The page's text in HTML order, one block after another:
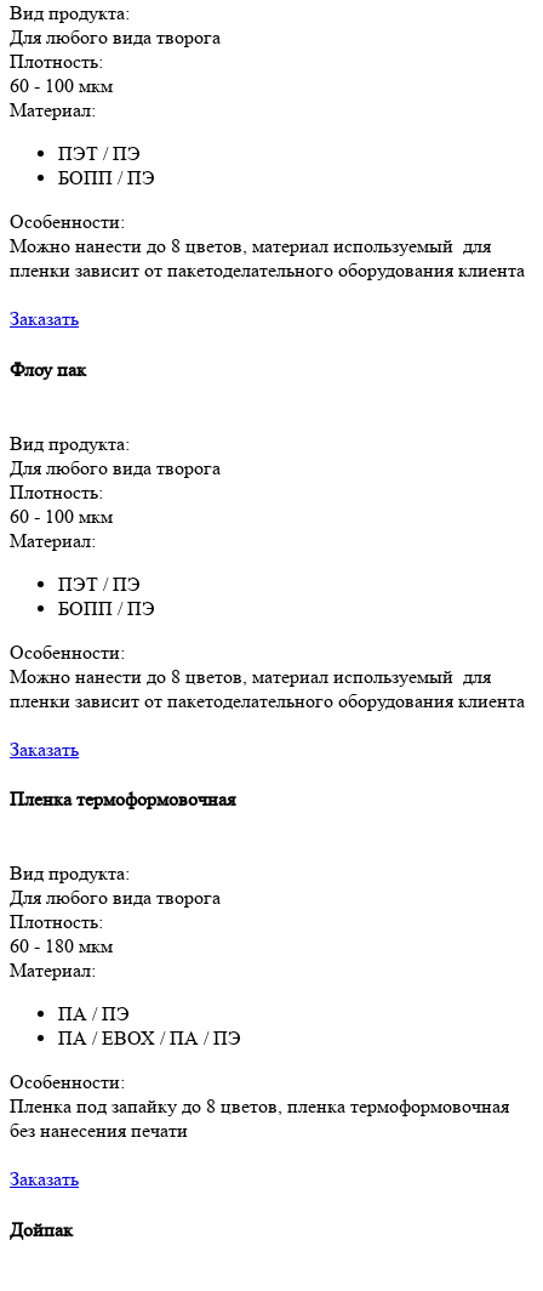
Вид продукта:
Для любого вида творога
Плотность:
60 - 100 мкм
Материал:
ПЭТ / ПЭ
БОПП / ПЭ
Особенности:
Можно нанести до 8 цветов, материал используемый для
пленки зависит от пакетоделательного оборудования клиента
Заказать
Флоу пак
Вид продукта:
Для любого вида творога
Плотность:
60 - 100 мкм
Материал:
ПЭТ / ПЭ
БОПП / ПЭ
Особенности:
Можно нанести до 8 цветов, материал используемый для
пленки зависит от пакетоделательного оборудования клиента
Заказать
Пленка термоформовочная
Вид продукта:
Для любого вида творога
Плотность:
60 - 180 мкм
Материал:
ПА / ПЭ
ПА / ЕВОХ / ПА / ПЭ
Особенности:
Пленка под запайку до 8 цветов, пленка термоформовочная
без нанесения печати
Заказать
Дойпак